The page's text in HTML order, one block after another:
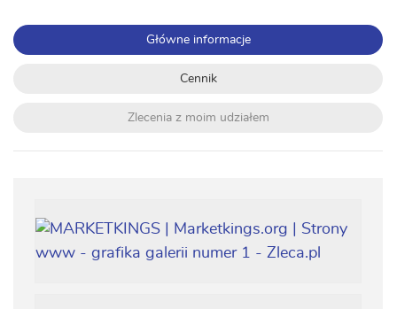
Główne informacje
Cennik
Zlecenia z moim udziałem